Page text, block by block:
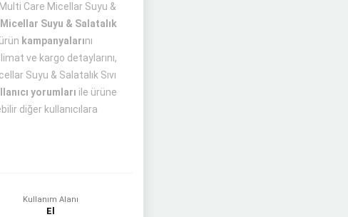
Care Micellar Suyu &
Suyu & Salatalık
kampanyalarını
ve kargo detaylarını,
Suyu & Salatalık Sıvı
yorumları ile ürüne
diğer kullanıcılara
Kullanım Alanı
El